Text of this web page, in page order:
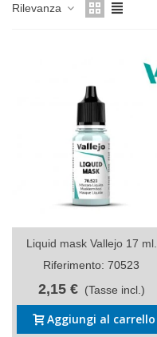
Rilevanza
Liquid mask Vallejo 17 ml.
Riferimento: 70523
2,15 € (Tasse incl.)
Aggiungi al carrello